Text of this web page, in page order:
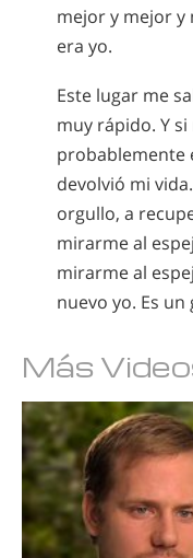
mejor y mejor y
era yo.
Este lugar me
muy rápido. Y
probablemente
devolvió mi
orgullo, a
mirarme al
mirarme al
nuevo yo. Es
Más